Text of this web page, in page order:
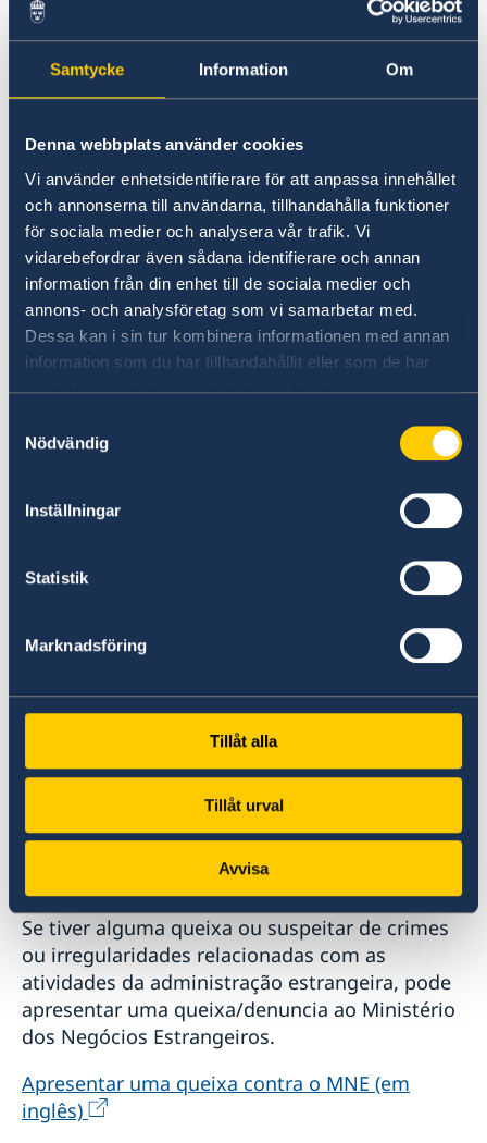
Samtycke Information Om
Denna webbplats använder cookies
Vi använder enhetsidentifierare för att anpassa innehållet
och annonserna till användarna, tillhandahålla funktioner
för sociala medier och analysera vår trafik. Vi
vidarebefordrar även sådana identifierare och annan
information från din enhet till de sociala medier och
annons- och analysföretag som vi samarbetar med.
Dessa kan i sin tur kombinera informationen med annan
information som du har tillhandahållit eller som de har
samlat in när du har använt deras tjänster.
Nödvändig
Inställningar
Statistik
Marknadsföring
Tillåt alla
Tillåt urval
Avvisa
Instagram
@Swebotschaft
Linkedin
Embassy of Sweden in Germany
X
@Swebotschaft
Suspeita de irregularidades
Se tiver alguma queixa ou suspeitar de crimes
ou irregularidades relacionadas com as
atividades da administração estrangeira, pode
apresentar uma queixa/denuncia ao Ministério
dos Negócios Estrangeiros.
Apresentar uma queixa contra o MNE (em
inglês)